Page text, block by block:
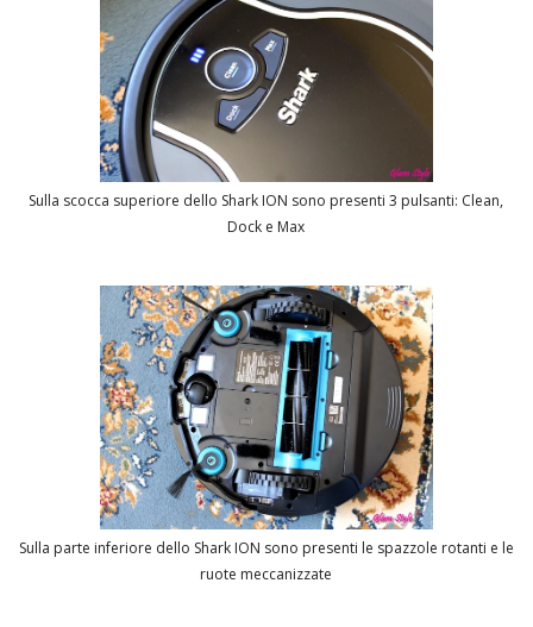
Sulla scocca superiore dello Shark ION sono presenti 3 pulsanti: Clean,
Dock e Max
Sulla parte inferiore dello Shark ION sono presenti le spazzole rotanti e le
ruote meccanizzate